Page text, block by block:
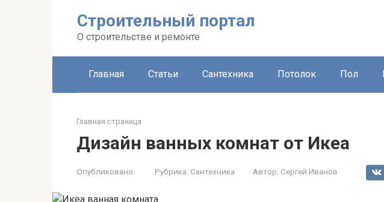
Строительный портал
О строительстве и ремонте
Главная Статьи Сантехника Потолок Пол
Главная страница
Дизайн ванных комнат от Икеа
Опубликовано: Рубрика: Сантехника Автор: Сергей Иванов